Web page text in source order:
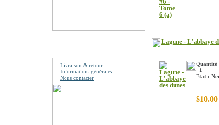
Livraison & retour
Informations générales
Nous contacter
Lagune - L'abbaye
Quantité
: 1
Etat :
$10.00